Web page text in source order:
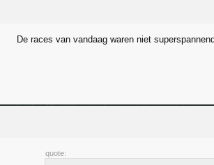
De races van vandaag waren niet
quote: